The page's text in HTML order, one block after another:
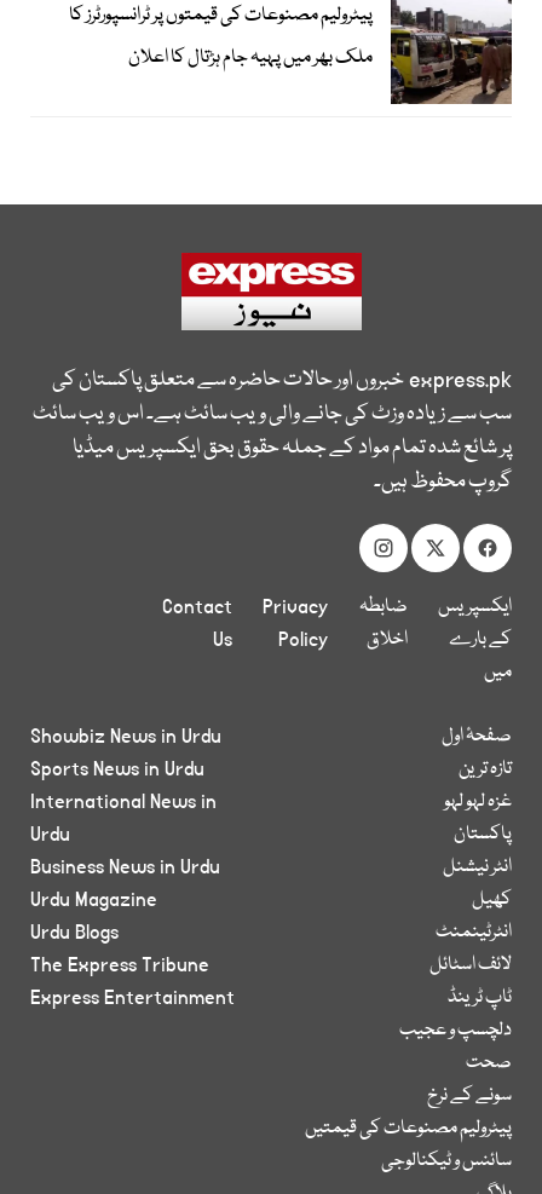
پیٹرولیم مصنوعات کی قیمتوں پر ٹرانسپورٹرز کا
ملک بھر میں پہیہ جام ہڑتال کا اعلان
express.pkخبروں اور حالات حاضرہ سے متعلق پاکستان کی
سب سے زیادہ وزٹ کی جانے والی ویب سائٹ ہے۔ اس ویب سائٹ
پر شائع شدہ تمام مواد کے جملہ حقوق بحق ایکسپریس میڈیا
گروپ محفوظ ہیں۔
ایکسپریس
کے بارے
میں
ضابطہ
اخلاق
Privacy
Policy
Contact
Us
صفحۂ اول
تازہ ترین
غزہ لہو لہو
پاکستان
انٹر نیشنل
کھیل
انٹرٹینمنٹ
لائف اسٹائل
ٹاپ ٹرینڈ
دلچسپ و عجیب
صحت
سونے کے نرخ
پیٹرولیم مصنوعات کی قیمتیں
سائنس و ٹیکنالوجی
Showbiz News in Urdu
Sports News in Urdu
International News in
Urdu
Business News in Urdu
Urdu Magazine
Urdu Blogs
The Express Tribune
Express Entertainment